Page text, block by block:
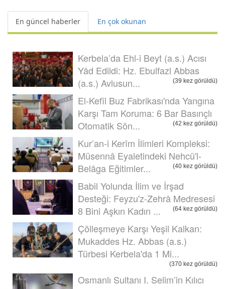
En güncel haberler En çok okunan
Kerbela’da Ehl-i Beyt (a.s.) Acısı
Yâd Edildi: Hz. Ebulfazl Abbas
(a.s.) Avlusun...
(39 kez görüldü)
El-Kefîl Buz Fabrikası'nda Yangına
Karşı Tam Koruma: 6 Bar Basınçlı
Otomatik Sön...
(42 kez görüldü)
Kur’an-i Kerîm İlimleri Kompleksi:
Müsennâ Eyaletindeki Nehcü'l-
Belâga Eğitimler...
(40 kez görüldü)
Babil Yolunda İlim ve İrşad
Desteği: Feyzu'z-Zehrâ Medresesi
8 Bini Aşkın Kadın ...
(64 kez görüldü)
Çölleşmeye Karşı Yeşil Kalkan:
Mukaddes Hz. Abbas (a.s.)
Türbesi Kerbela'da 1 Mi...
(370 kez görüldü)
Osmanlı Sultanı I. Selim’in Kılıcı